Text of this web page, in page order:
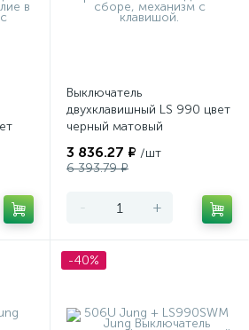
Выключатель
двухклавишный LS 990 цвет
черный матовый
3 836.27 ₽ /шт
6 393.79 ₽
- +
-40%